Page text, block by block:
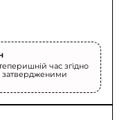
час згідно
затвердженими